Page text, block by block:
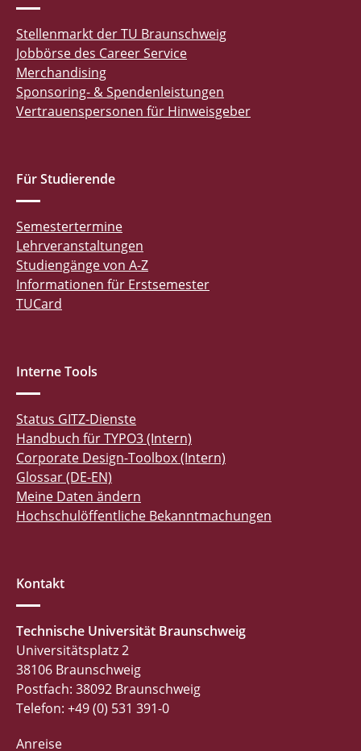
Stellenmarkt der TU Braunschweig
Jobbörse des Career Service
Merchandising
Sponsoring- & Spendenleistungen
Vertrauenspersonen für Hinweisgeber
Für Studierende
Semestertermine
Lehrveranstaltungen
Studiengänge von A-Z
Informationen für Erstsemester
TUCard
Interne Tools
Status GITZ-Dienste
Handbuch für TYPO3 (Intern)
Corporate Design-Toolbox (Intern)
Glossar (DE-EN)
Meine Daten ändern
Hochschulöffentliche Bekanntmachungen
Kontakt
Technische Universität Braunschweig
Universitätsplatz 2
38106 Braunschweig
Postfach: 38092 Braunschweig
Telefon: +49 (0) 531 391-0
Anreise